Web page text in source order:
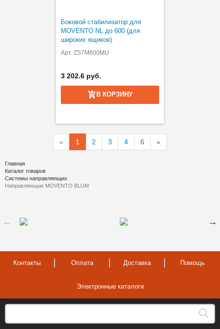
Боковой стабилизатор для
MOVENTO NL до 600 (для
широких ящиков)
Арт. ZS7M600MU
3 202.6 руб.
В КОРЗИНУ
« 1 2 3 4 6 »
Главная
Каталог товаров
Системы направляющих
Направляющие MOVENTO BLUM
Контакты Оплата Доставка Помощь
Электронные каталоги